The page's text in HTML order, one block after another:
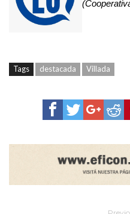
Tags destacada Villada